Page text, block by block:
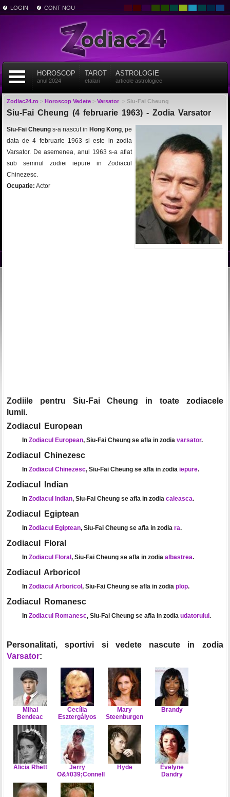
LOGIN CONT NOU
HOROSCOP
anul 2024
TAROT
etalari
ASTROLOGIE
articole astrologice
Zodiac24.ro> Horoscop Vedete> Varsator> Siu-Fai Cheung
Siu-Fai Cheung (4 februarie 1963) - Zodia Varsator
Siu-Fai Cheungs-a nascut in Hong Kong, pe
data de 4 februarie 1963 si este in zodia
Varsator. De asemenea, anul 1963 s-a aflat
sub semnul zodiei iepure in Zodiacul
Chinezesc.
Ocupatie: Actor
Zodiile pentru Siu-Fai Cheung in toate zodiacele
lumii.
Zodiacul European
In Zodiacul European, Siu-Fai Cheung se afla in zodia varsator.
Zodiacul Chinezesc
In Zodiacul Chinezesc, Siu-Fai Cheung se afla in zodia iepure.
Zodiacul Indian
In Zodiacul Indian, Siu-Fai Cheung se afla in zodia caleasca.
Zodiacul Egiptean
In Zodiacul Egiptean, Siu-Fai Cheung se afla in zodia ra.
Zodiacul Floral
In Zodiacul Floral, Siu-Fai Cheung se afla in zodia albastrea.
Zodiacul Arboricol
In Zodiacul Arboricol, Siu-Fai Cheung se afla in zodia plop.
Zodiacul Romanesc
In Zodiacul Romanesc, Siu-Fai Cheung se afla in zodia udatorului.
Personalitati, sportivi si vedete nascute in zodia
Varsator:
Mihai
Bendeac
Cecília
Esztergályos
Mary
Steenburgen
Brandy
Alicia Rhett
Jerry
O&#039;Connell
Hyde
Évelyne
Dandry